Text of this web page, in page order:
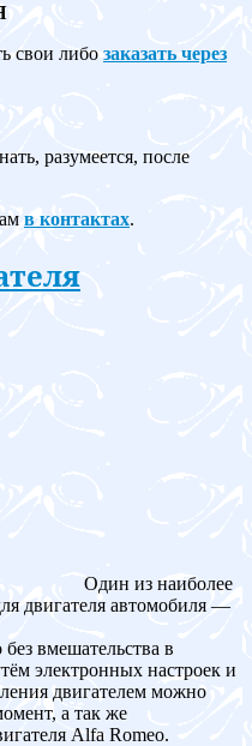
свои либо заказать через
разумеется, после
в контактах.
Один из наиболее
двигателя автомобиля —
вмешательства в
электронных настроек и
двигателем можно
а так же
Alfa Romeo.